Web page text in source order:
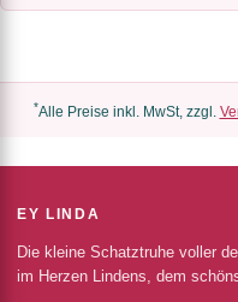
*Alle Preise inkl. MwSt, zzgl.
EY LINDA
Die kleine Schatztruhe voller
im Herzen Lindens, dem